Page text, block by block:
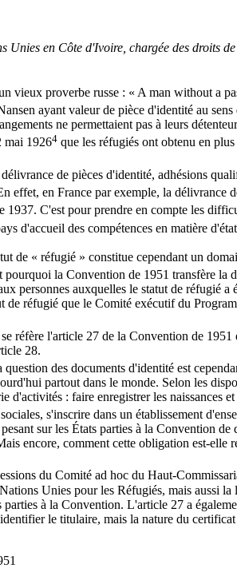
Unies en Côte d'Ivoire, chargée des droits
vieux proverbe russe : « A man without a
ayant valeur de pièce d'identité au
ne permettaient pas à leurs
mai 19264 que les réfugiés ont obtenu en
de pièces d'identité, adhésions
effet, en France par exemple, la délivrance
C'est pour prendre en compte les
d'accueil des compétences en matière
« réfugié » constitue cependant un
pourquoi la Convention de 1951 transfère la
personnes auxquelles le statut de réfugié
réfugié que le Comité exécutif du
réfère l'article 27 de la Convention de
28.
des documents d'identité est
partout dans le monde. Selon les
d'activités : faire enregistrer les
s'inscrire dans un établissement
sur les États parties à la Convention
encore, comment cette obligation est-
du Comité ad hoc du Haut-
Unies pour les Réfugiés, mais aussi
à la Convention. L'article 27 a
le titulaire, mais la nature du